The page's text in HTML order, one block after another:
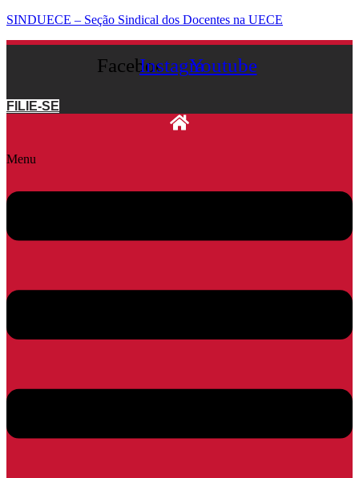
SINDUECE – Seção Sindical dos Docentes na UECE
FacebookInstagramYoutube
FILIE-SE
Menu